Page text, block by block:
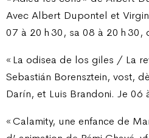
Avec Albert Dupontel et
07 à 20 h 30, sa 08 à 20 h 30,
« La odisea de los giles / La
Sebastián Borensztein, vost,
Darín, et Luis Brandoni. Je 06
« Calamity, une enfance de